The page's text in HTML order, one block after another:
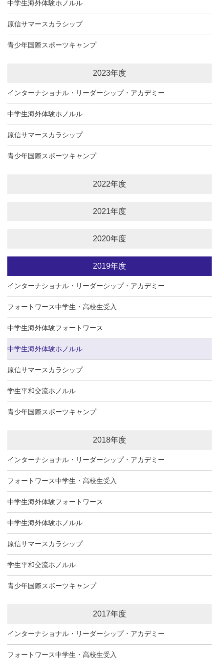
中学生海外体験ホノルル
原信サマースカラシップ
青少年国際スポーツキャンプ
2023年度
インターナショナル・リーダーシップ・アカデミー
中学生海外体験ホノルル
原信サマースカラシップ
青少年国際スポーツキャンプ
2022年度
2021年度
2020年度
2019年度
インターナショナル・リーダーシップ・アカデミー
フォートワース中学生・高校生受入
中学生海外体験フォートワース
中学生海外体験ホノルル
原信サマースカラシップ
学生平和交流ホノルル
青少年国際スポーツキャンプ
2018年度
インターナショナル・リーダーシップ・アカデミー
フォートワース中学生・高校生受入
中学生海外体験フォートワース
中学生海外体験ホノルル
原信サマースカラシップ
学生平和交流ホノルル
青少年国際スポーツキャンプ
2017年度
インターナショナル・リーダーシップ・アカデミー
フォートワース中学生・高校生受入